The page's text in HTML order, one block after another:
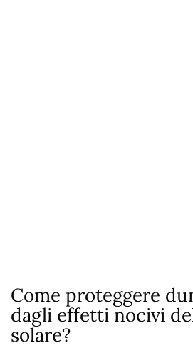
Come proteggere
dagli effetti nocivi
solare?